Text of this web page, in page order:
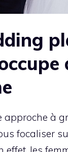
approche à
focaliser